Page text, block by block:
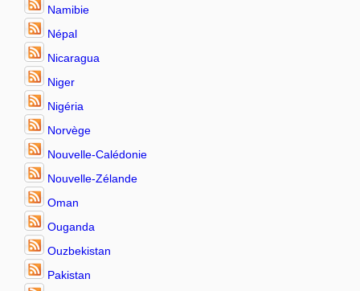
Namibie
Népal
Nicaragua
Niger
Nigéria
Norvège
Nouvelle-Calédonie
Nouvelle-Zélande
Oman
Ouganda
Ouzbekistan
Pakistan